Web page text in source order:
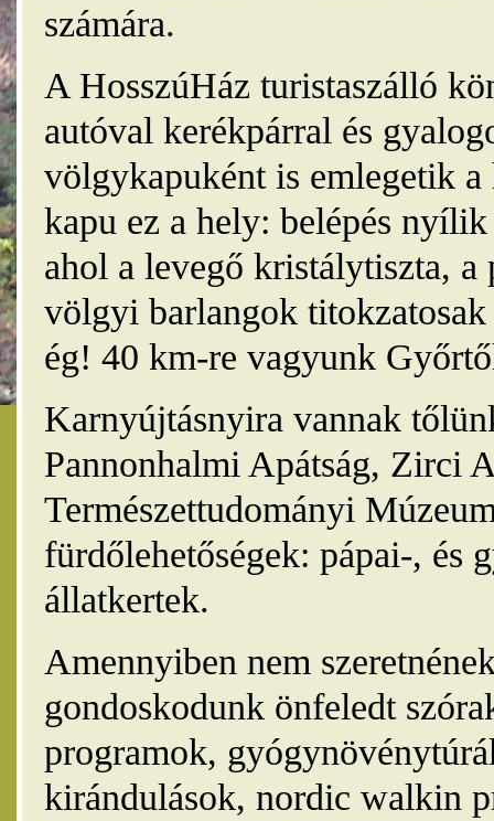
számára.
A HosszúHáz turistaszálló
autóval kerékpárral és
völgykapuként is emlegetik
kapu ez a hely: belépés
ahol a levegő kristálytiszta, a
völgyi barlangok
ég! 40 km-re vagyunk
Karnyújtásnyira vannak
Pannonhalmi Apátság, Zirci
Természettudományi
fürdőlehetőségek: pápai-, és
állatkertek.
Amennyiben nem
gondoskodunk önfeledt
programok,
kirándulások, nordic walkin